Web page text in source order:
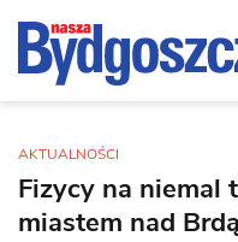
AKTUALNOŚCI
Fizycy na niemal
miastem nad